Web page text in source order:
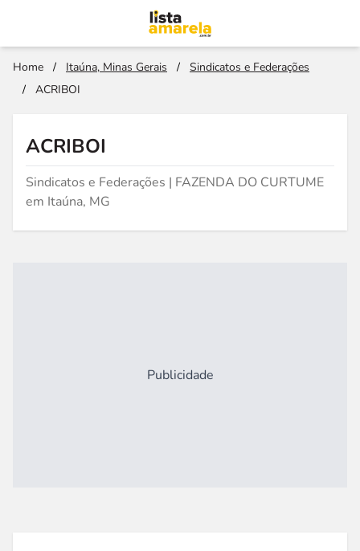
Home / Itaúna, Minas Gerais /
Sindicatos e Federações
/
ACRIBOI
ACRIBOI
Sindicatos e Federações | FAZENDA DO CURTUME
em Itaúna, MG
Publicidade